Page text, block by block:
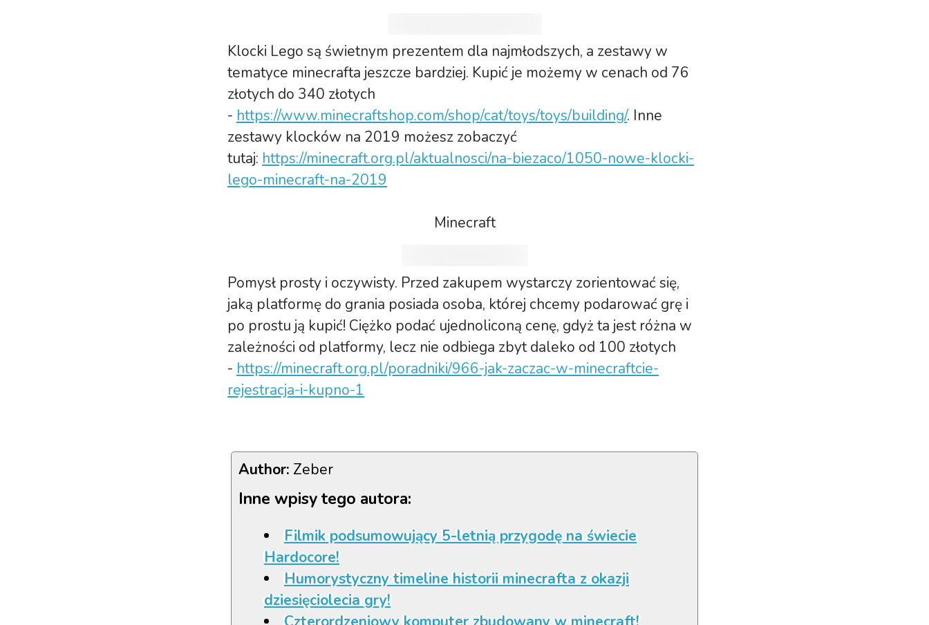
Klocki Lego są świetnym prezentem dla najmłodszych, a zestawy w
tematyce minecrafta jeszcze bardziej. Kupić je możemy w cenach od 76
złotych do 340 złotych
- https://www.minecraftshop.com/shop/cat/toys/toys/building/. Inne
zestawy klocków na 2019 możesz zobaczyć
tutaj: https://minecraft.org.pl/aktualnosci/na-biezaco/1050-nowe-klocki-
lego-minecraft-na-2019
Minecraft
Pomysł prosty i oczywisty. Przed zakupem wystarczy zorientować się,
jaką platformę do grania posiada osoba, której chcemy podarować grę i
po prostu ją kupić! Ciężko podać ujednoliconą cenę, gdyż ta jest różna w
zależności od platformy, lecz nie odbiega zbyt daleko od 100 złotych
- https://minecraft.org.pl/poradniki/966-jak-zaczac-w-minecraftcie-
rejestracja-i-kupno-1
Author: Zeber
Inne wpisy tego autora:
Filmik podsumowujący 5-letnią przygodę na świecie
Hardocore!
Humorystyczny timeline historii minecrafta z okazji
dziesięciolecia gry!